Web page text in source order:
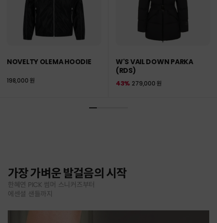
NOVELTY OLEMA HOODIE
198,000 원
W'S VAIL DOWN PARKA
(RDS)
279,000 원
43%
가장 가벼운 발걸음의 시작
한혜연 PICK 썸머 스니커즈부터
에센셜 샌들까지